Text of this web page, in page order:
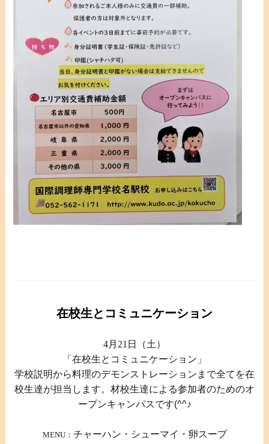
在校生とコミュニケーション
4月21日（土）
「在校生とコミュニケーション」
学校説明から料理のデモンストレーションまで全てを在
校生達が担当します。材校生達による参加者のためのオ
ープンキャンパスです(^^♪
MENU： チャーハン・シューマイ・卵スープ